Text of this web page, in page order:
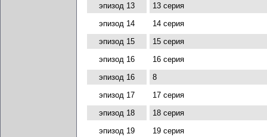
эпизод 13
13 серия
эпизод 14
14 серия
эпизод 15
15 серия
эпизод 16
16 серия
эпизод 16
8
эпизод 17
17 серия
эпизод 18
18 серия
эпизод 19
19 серия